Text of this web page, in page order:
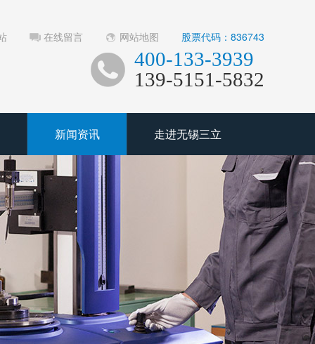
在线留言 网站地图 股票代码：836743
400-133-3939
139-5151-5832
新闻资讯 走进无锡三立